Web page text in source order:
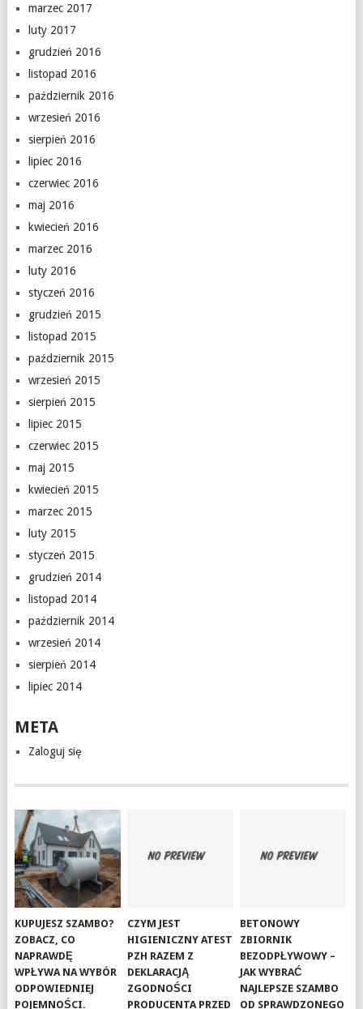
marzec 2017
luty 2017
grudzień 2016
listopad 2016
październik 2016
wrzesień 2016
sierpień 2016
lipiec 2016
czerwiec 2016
maj 2016
kwiecień 2016
marzec 2016
luty 2016
styczeń 2016
grudzień 2015
listopad 2015
październik 2015
wrzesień 2015
sierpień 2015
lipiec 2015
czerwiec 2015
maj 2015
kwiecień 2015
marzec 2015
luty 2015
styczeń 2015
grudzień 2014
listopad 2014
październik 2014
wrzesień 2014
sierpień 2014
lipiec 2014
META
Zaloguj się
KUPUJESZ SZAMBO?
ZOBACZ, CO
NAPRAWDĘ
WPŁYWA NA WYBÓR
ODPOWIEDNIEJ
POJEMNOŚCI.
CZYM JEST
HIGIENICZNY ATEST
PZH RAZEM Z
DEKLARACJĄ
ZGODNOŚCI
PRODUCENTA PRZED
BETONOWY
ZBIORNIK
BEZODPŁYWOWY –
JAK WYBRAĆ
NAJLEPSZE SZAMBO
OD SPRAWDZONEGO